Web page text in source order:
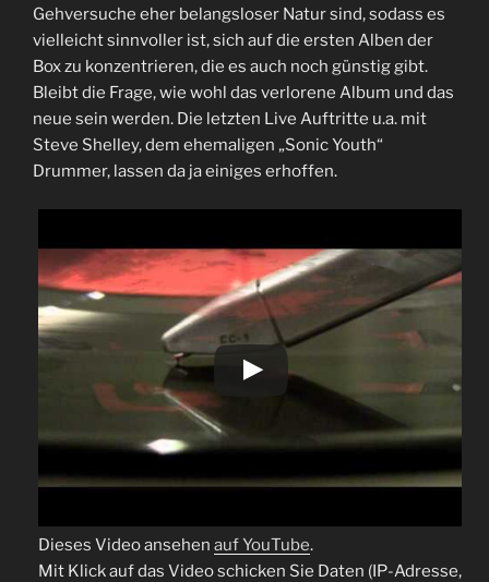
Gehversuche eher belangsloser Natur sind, sodass es
vielleicht sinnvoller ist, sich auf die ersten Alben der
Box zu konzentrieren, die es auch noch günstig gibt.
Bleibt die Frage, wie wohl das verlorene Album und das
neue sein werden. Die letzten Live Auftritte u.a. mit
Steve Shelley, dem ehemaligen „Sonic Youth“
Drummer, lassen da ja einiges erhoffen.
Dieses Video ansehen auf YouTube.
Mit Klick auf das Video schicken Sie Daten (IP-Adresse,